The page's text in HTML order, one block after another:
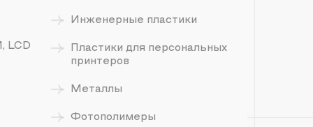
LCD
Инженерные пластики
Пластики для персональных
принтеров
Металлы
Фотополимеры